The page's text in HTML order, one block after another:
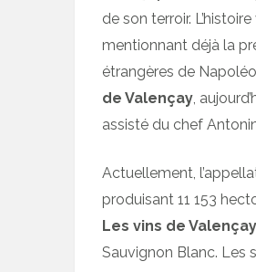
de son terroir.
mentionnant déjà la
étrangères de
de Valençay,
assisté du chef
Actuellement,
produisant 11 153
Les vins de Valençay
Sauvignon Blanc. Les